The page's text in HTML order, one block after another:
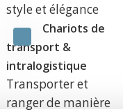
style et élégance
Chariots de
transport &
intralogistique
Transporter et
ranger de manière